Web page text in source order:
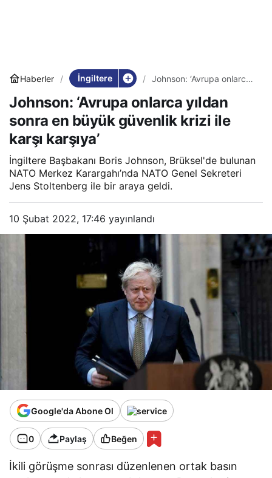
Haberler İngiltere
Johnson: ‘Avrupa onlarca
güvenlik krizi ile karşı
karşıya’
Johnson: ‘Avrupa onlarca yıldan
sonra en büyük güvenlik krizi ile
karşı karşıya’
İngiltere Başbakanı Boris Johnson, Brüksel'de bulunan
NATO Merkez Karargahı’nda NATO Genel Sekreteri
Jens Stoltenberg ile bir araya geldi.
10 Şubat 2022, 17:46 yayınlandı
Google'da Abone Ol
0 Paylaş Beğen
İkili görüşme sonrası düzenlenen ortak basın